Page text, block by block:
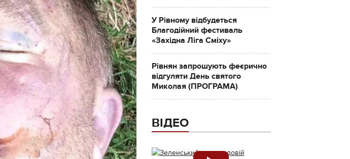
У Рівному відбудеться
Благодійний фестиваль
«Західна Ліга Сміху»
Рівнян запрошують феєрично
відгуляти День святого
Миколая (ПРОГРАМА)
ВІДЕО